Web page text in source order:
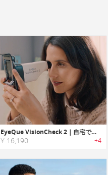
EyeQue VisionCheck 2｜自宅で瞳孔間距離を正確に測定可能な視力チェッカー「アイキュービジョンチェック2」
¥ 16,190 +4